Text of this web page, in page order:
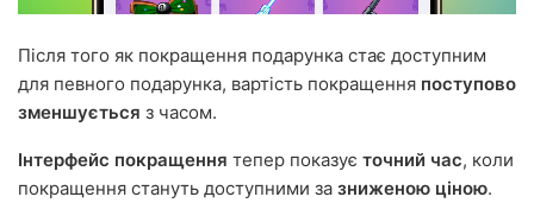
Після того як покращення подарунка стає доступним
для певного подарунка, вартість покращення поступово
зменшується з часом.
Інтерфейс покращення тепер показує точний час, коли
покращення стануть доступними за зниженою ціною.